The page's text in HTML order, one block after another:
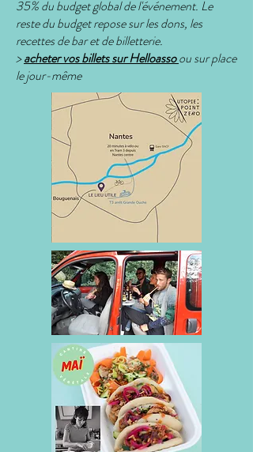
35% du budget global de l'événement. Le
reste du budget repose sur les dons, les
recettes de bar et de billetterie.
>acheter vos billets sur Helloassoou sur place
le jour-même